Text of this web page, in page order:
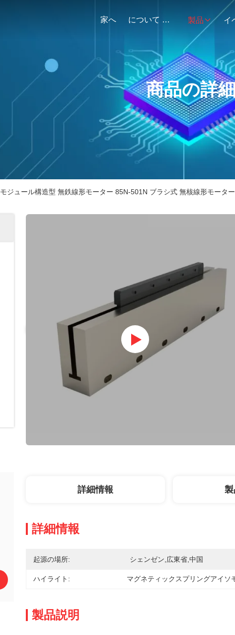
家へ について 私達 製品 イ
商品の詳
モジュール構造型 無鉄線形モーター 85N-501N ブラシ式 無核線形モーター
詳細情報 製
詳細情報
起源の場所: シェンゼン,広東省,中国
ハイライト: マグネティックスプリングアイソ
製品説明